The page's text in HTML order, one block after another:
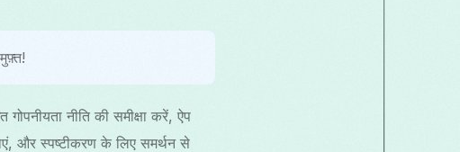
नीति की समीक्षा करें, ऐप
और स्पष्टीकरण के लिए समर्थन से